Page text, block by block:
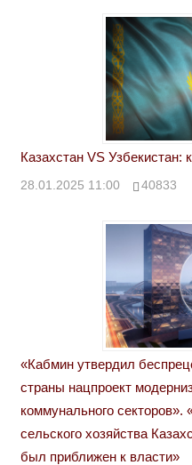
Казахстан VS Узбекистан:
28.01.2025 11:00 40833
«Кабмин утвердил
страны нацпроект
коммунального
сельского хозяйства
был приближен к власти»